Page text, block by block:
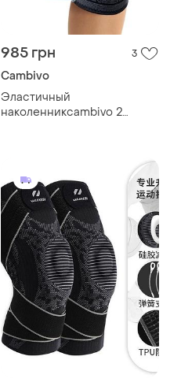
985 грн 3
Cambivo
Эластичный
наколенникcambivo 2
with pmma side stabilizers
and meniscus pad, knee